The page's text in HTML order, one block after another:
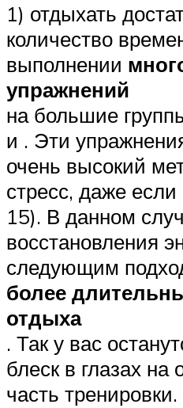
1) отдыхать
количество
выполнении
упражнений
на большие
и . Эти
очень высокий
стресс, даже
15). В данном
восстановления
следующим
более
отдыха
. Так у вас
блеск в глазах
часть тренировки.